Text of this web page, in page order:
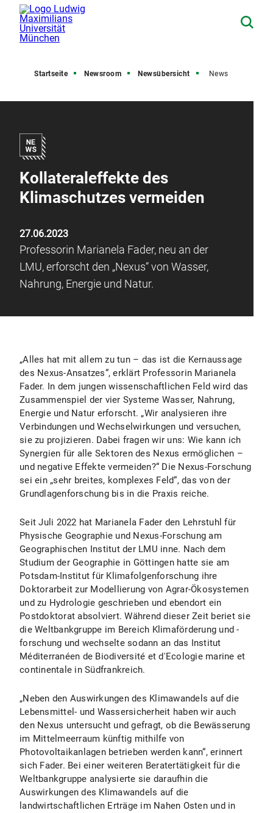
Startseite Newsroom Newsübersicht News
Kollateraleffekte des
Klimaschutzes vermeiden
27.06.2023
Professorin Marianela Fader, neu an der
LMU, erforscht den „Nexus“ von Wasser,
Nahrung, Energie und Natur.
„Alles hat mit allem zu tun – das ist die Kernaussage
des Nexus-Ansatzes“, erklärt Professorin Marianela
Fader. In dem jungen wissenschaftlichen Feld wird das
Zusammenspiel der vier Systeme Wasser, Nahrung,
Energie und Natur erforscht. „Wir analysieren ihre
Verbindungen und Wechselwirkungen und versuchen,
sie zu projizieren. Dabei fragen wir uns: Wie kann ich
Synergien für alle Sektoren des Nexus ermöglichen –
und negative Effekte vermeiden?“ Die Nexus-Forschung
sei ein „sehr breites, komplexes Feld“, das von der
Grundlagenforschung bis in die Praxis reiche.
Seit Juli 2022 hat Marianela Fader den Lehrstuhl für
Physische Geographie und Nexus-Forschung am
Geographischen Institut der LMU inne. Nach dem
Studium der Geographie in Göttingen hatte sie am
Potsdam-Institut für Klimafolgenforschung ihre
Doktorarbeit zur Modellierung von Agrar-Ökosystemen
und zu Hydrologie geschrieben und ebendort ein
Postdoktorat absolviert. Während dieser Zeit beriet sie
die Weltbankgruppe im Bereich Klimaförderung und -
forschung und wechselte sodann an das Institut
Méditerranéen de Biodiversité et d'Ecologie marine et
continentale in Südfrankreich.
„Neben den Auswirkungen des Klimawandels auf die
Lebensmittel- und Wassersicherheit haben wir auch
den Nexus untersucht und gefragt, ob die Bewässerung
im Mittelmeerraum künftig mithilfe von
Photovoltaikanlagen betrieben werden kann“, erinnert
sich Fader. Bei einer weiteren Beratertätigkeit für die
Weltbankgruppe analysierte sie daraufhin die
Auswirkungen des Klimawandels auf die
landwirtschaftlichen Erträge im Nahen Osten und in